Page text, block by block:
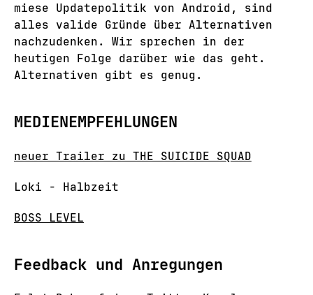
miese Updatepolitik von Android, sind
alles valide Gründe über Alternativen
nachzudenken. Wir sprechen in der
heutigen Folge darüber wie das geht.
Alternativen gibt es genug.
MEDIENEMPFEHLUNGEN
neuer Trailer zu THE SUICIDE SQUAD
Loki - Halbzeit
BOSS LEVEL
Feedback und Anregungen